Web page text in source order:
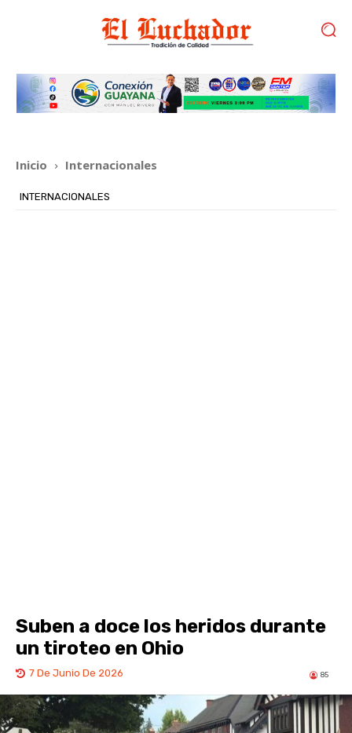
Inicio Internacionales
INTERNACIONALES
Suben a doce los heridos durante
un tiroteo en Ohio
7 De Junio De 2026 85